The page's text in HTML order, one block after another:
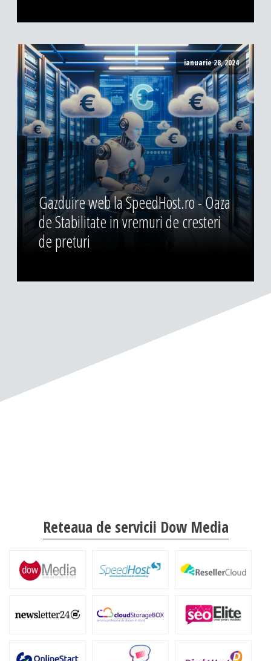
ianuarie 28, 2024
Gazduire web la SpeedHost.ro - Oaza
de Stabilitate in vremuri de cresteri
de preturi
Reteaua de servicii Dow Media